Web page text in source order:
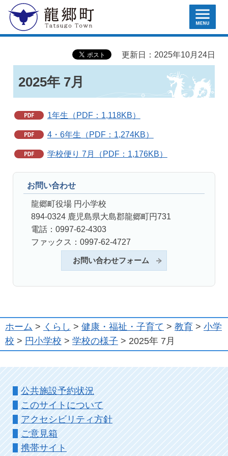
龍郷町 MENU
更新日：2025年10月24日
2025年 7月
1年生（PDF：1,118KB）
4・6年生（PDF：1,274KB）
学校便り 7月（PDF：1,176KB）
お問い合わせ
龍郷町役場 円小学校
894-0324 鹿児島県大島郡龍郷町円731
電話：0997-62-4303
ファックス：0997-62-4727
お問い合わせフォーム
ホーム > くらし > 健康・福祉・子育て > 教育 > 小学
校 > 円小学校 > 学校の様子 > 2025年 7月
公共施設予約状況
このサイトについて
アクセシビリティ方針
ご意見箱
携帯サイト